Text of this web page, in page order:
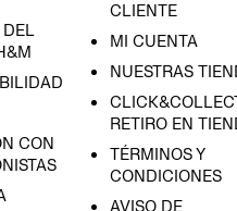
CON
CLIENTE
MI CUENTA
NUESTRAS
RETIRO EN
TÉRMINOS Y
CONDICIONES
AVISO DE